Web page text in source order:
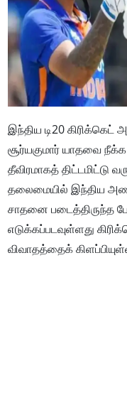
இந்திய டி20 கிரிக்கெட்
சூர்யகுமார் யாதவை நீக்க
தீவிரமாகத் திட்டமிட்டு
தலைமையில் இந்திய
சாதனை படைத்திருந்த
எடுக்கப்படவுள்ளது
விவாதத்தைக்